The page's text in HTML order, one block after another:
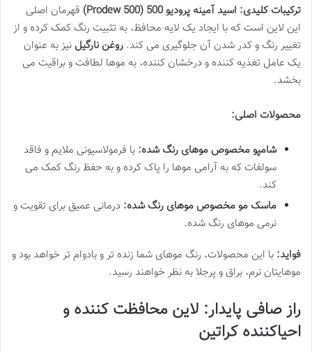
ترکیبات کلیدی: اسید آمینه پرودیو 500 (Prodew 500)
قهرمان اصلی
این لاین است که با ایجاد یک لایه محافظ، به تثبیت رنگ کمک کرده و از
تغییر رنگ و کدر شدن آن جلوگیری می کند. روغن نارگیل نیز به عنوان
یک عامل تغذیه کننده و درخشان کننده، به موها لطافت و براقیت می
بخشد.
محصولات اصلی:
شامپو مخصوص موهای رنگ شده: با فرمولاسیونی ملایم و فاقد
سولفات که به آرامی موها را پاک کرده و به حفظ رنگ کمک می
کند.
ماسک مو مخصوص موهای رنگ شده: درمانی عمیق برای تقویت و
نرمی موهای رنگ شده.
فواید: با این محصولات، رنگ موهای شما زنده تر و بادوام تر خواهد بود و
موهایتان نرم، براق و پرجلا به نظر خواهند رسید.
راز صافی پایدار: لاین محافظت کننده و
احیاکننده کراتین